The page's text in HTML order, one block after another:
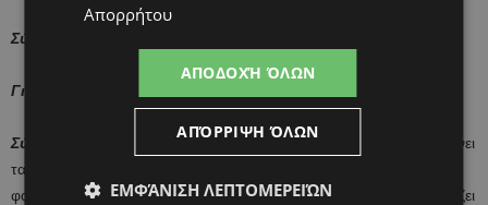
Σύζυγος:
Γιατρός
Σύζυγος:
Μαγειρεύει το βραδινό, σερβίρει τα παιδιά και μένα, πλένει
τα πιάτα, ελέγχει το σπίτι και κοιτάει αν έχει περισσέψει καθόλου
φαγητό. Αφού βοηθήσει τα παιδιά με τα μαθήματά τους, τα ετοιμάζει
Απορρήτου
ΑΠΟΔΟΧΉ ΌΛΩΝ
ΑΠΌΡΡΙΨΗ ΌΛΩΝ
ΕΜΦΆΝΙΣΗ ΛΕΠΤΟΜΕΡΕΙΏΝ